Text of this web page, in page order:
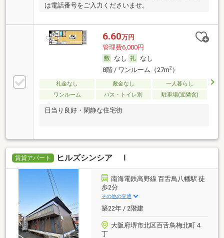
は電話番号をご入力くださいませ。
6.60万円
管理費6,000円
なし
なし
8階 / ワンルーム（27m2）
礼金なし 敷金なし
一人暮らし
ワンルーム
バス・トイレ別 駐車場(近隣含)
日当り良好・閑静な住宅街
賃貸アパート ヒルズシンシア Ｉ
南海電鉄高野線 百舌鳥八幡駅 徒
歩2分
その他の交通
築22年 / 2階建
大阪府堺市北区百舌鳥梅北町４
丁